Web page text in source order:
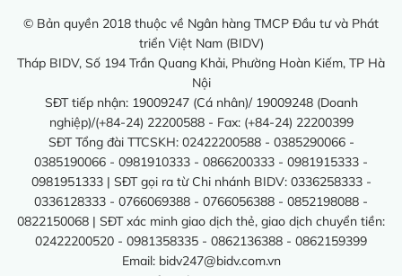
© Bản quyền 2018 thuộc về Ngân hàng TMCP Đầu tư và Phát
triển Việt Nam (BIDV)
Tháp BIDV, Số 194 Trần Quang Khải, Phường Hoàn Kiếm, TP Hà
Nội
SĐT tiếp nhận: 19009247 (Cá nhân)/ 19009248 (Doanh
nghiệp)/(+84-24) 22200588 - Fax: (+84-24) 22200399
SĐT Tổng đài TTCSKH: 02422200588 - 0385290066 -
0385190066 - 0981910333 - 0866200333 - 0981915333 -
0981951333 | SĐT gọi ra từ Chi nhánh BIDV: 0336258333 -
0336128333 - 0766069388 - 0766056388 - 0852198088 -
0822150068 | SĐT xác minh giao dịch thẻ, giao dịch chuyển tiền:
02422200520 - 0981358335 - 0862136388 - 0862159399
Email: bidv247@bidv.com.vn